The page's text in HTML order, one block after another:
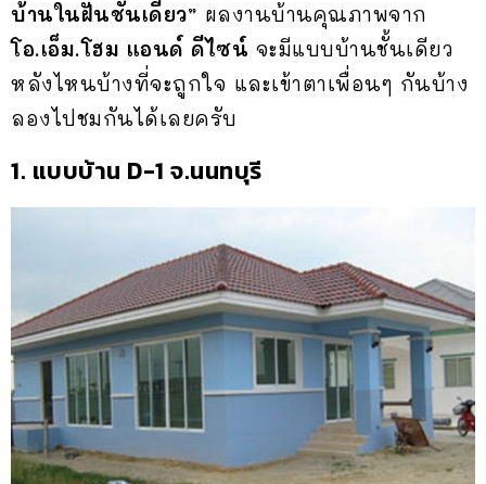
บ้านในฝันชั้นเดียว” ผลงานบ้านคุณภาพจาก
โอ.เอ็ม.โฮม แอนด์ ดีไซน์ จะมีแบบบ้านชั้นเดียว
หลังไหนบ้างที่จะถูกใจ และเข้าตาเพื่อนๆ กันบ้าง
ลองไปชมกันได้เลยครับ
1. แบบบ้าน D-1 จ.นนทบุรี